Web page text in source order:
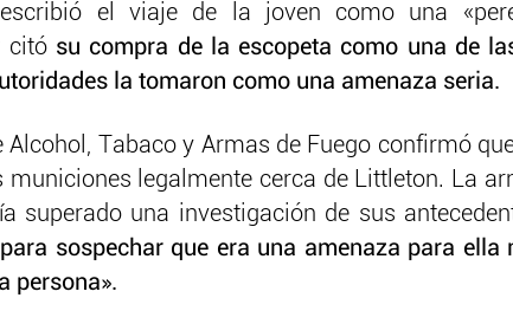
el viaje de la joven como una
citó su compra de la escopeta como una de
la tomaron como una amenaza seria.
Alcohol, Tabaco y Armas de Fuego confirmó
municiones legalmente cerca de Littleton. La
superado una investigación de sus
sospechar que era una amenaza para ella
persona».